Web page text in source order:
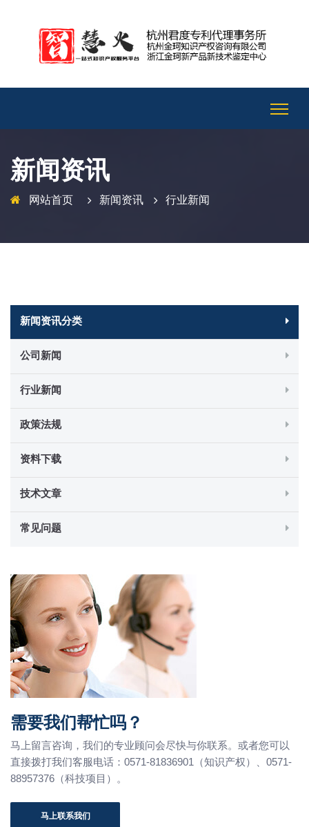
新闻资讯
网站首页 新闻资讯 行业新闻
新闻资讯分类
公司新闻
行业新闻
政策法规
资料下载
技术文章
常见问题
需要我们帮忙吗？
马上留言咨询，我们的专业顾问会尽快与你联系。或者您可以
直接拨打我们客服电话：0571-81836901（知识产权）、0571-
88957376（科技项目）。
马上联系我们